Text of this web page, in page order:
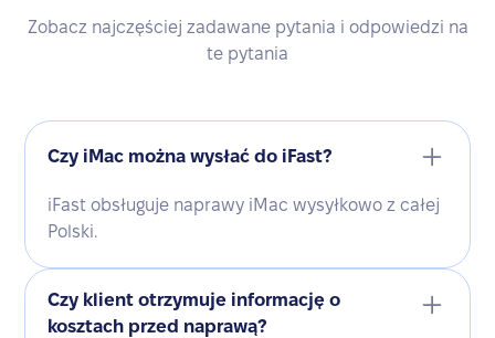
Zobacz najczęściej zadawane pytania i odpowiedzi na
te pytania
Czy iMac można wysłać do iFast?
iFast obsługuje naprawy iMac wysyłkowo z całej
Polski.
Czy klient otrzymuje informację o
kosztach przed naprawą?